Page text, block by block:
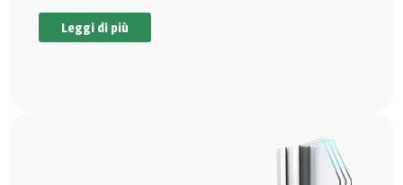
Leggi di più